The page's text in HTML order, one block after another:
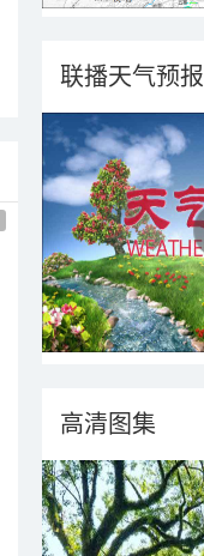
联播天气预报
高清图集